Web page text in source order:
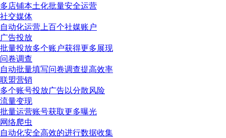
多店铺本土化批量安全运营
社交媒体
自动化运营上百个社媒账户
广告投放
批量投放多个账户获得更多展现
问卷调查
自动批量填写问卷调查提高效率
联盟营销
多个账号投放广告以分散风险
流量变现
批量运营账号获取更多曝光
网络爬虫
自动化安全高效的进行数据收集